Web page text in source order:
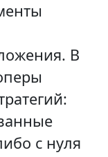
В
с нуля